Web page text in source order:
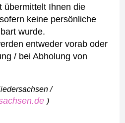
übermittelt Ihnen die
keine persönliche
wurde.
entweder vorab oder
/ bei Abholung von
/
)